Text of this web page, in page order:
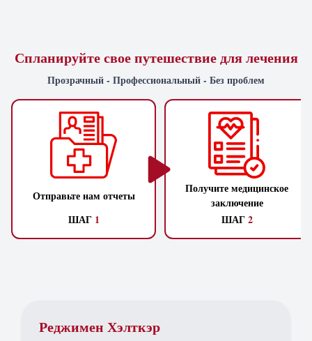
Спланируйте свое путешествие для лечения
Прозрачный - Профессиональный - Без проблем
Отправьте нам отчеты
ШАГ 1
Получите медицинское
заключение
ШАГ2
Реджимен Хэлткэр